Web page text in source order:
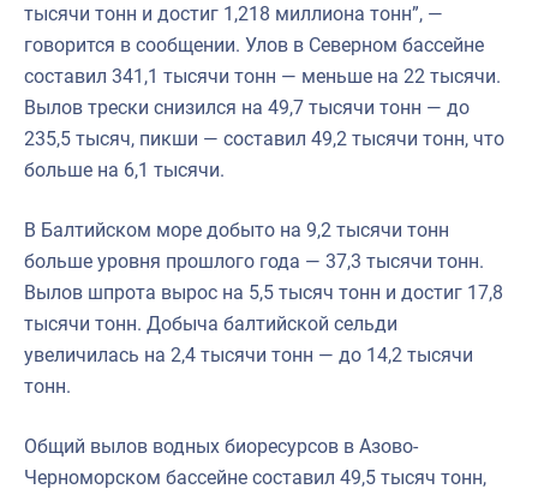
тысячи тонн и достиг 1,218 миллиона тонн”, —
говорится в сообщении. Улов в Северном бассейне
составил 341,1 тысячи тонн — меньше на 22 тысячи.
Вылов трески снизился на 49,7 тысячи тонн — до
235,5 тысяч, пикши — составил 49,2 тысячи тонн, что
больше на 6,1 тысячи.
В Балтийском море добыто на 9,2 тысячи тонн
больше уровня прошлого года — 37,3 тысячи тонн.
Вылов шпрота вырос на 5,5 тысяч тонн и достиг 17,8
тысячи тонн. Добыча балтийской сельди
увеличилась на 2,4 тысячи тонн — до 14,2 тысячи
тонн.
Общий вылов водных биоресурсов в Азово-
Черноморском бассейне составил 49,5 тысяч тонн,